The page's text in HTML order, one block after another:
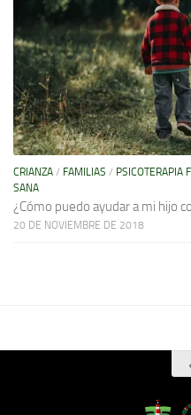
CRIANZA / FAMILIAS / PSICOTERAPIA
SANA
¿Cómo puedo ayudar a mi hijo
20 DE NOVIEMBRE DE 2018